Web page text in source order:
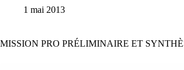
1 mai 2013
MISSION PRO PRÉLIMINAIRE ET